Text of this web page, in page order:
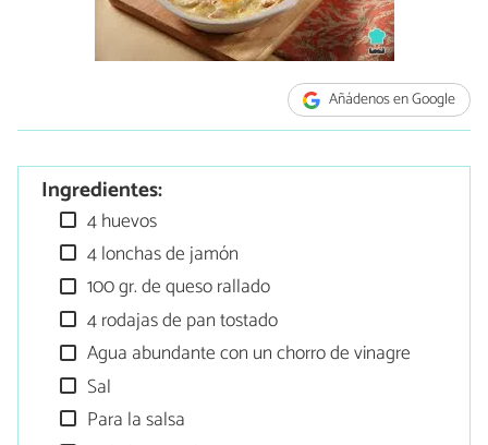
Añádenos en Google
Ingredientes:
4 huevos
4 lonchas de jamón
100 gr. de queso rallado
4 rodajas de pan tostado
Agua abundante con un chorro de vinagre
Sal
Para la salsa